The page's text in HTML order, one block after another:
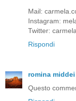
Mail:
Instagram:
Twitter:
Rispondi
romina middei
Questo